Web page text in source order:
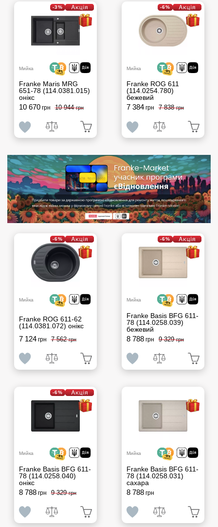
-3%
Мийка
Franke Maris MRG
651-78 (114.0381.015)
онікс
10 670грн 10 944грн
-6%
Мийка
Franke ROG 611
(114.0254.780)
бежевий
7 384грн 7 838грн
-6%
Мийка
Franke ROG 611-62
(114.0381.072) онікс
7 124грн 7 562грн
-6%
Мийка
Franke Basis BFG 611-
78 (114.0258.039)
бежевий
8 788грн 9 329грн
-6%
Мийка
Franke Basis BFG 611-
78 (114.0258.040)
онікс
8 788грн 9 329грн
Мийка
Franke Basis BFG 611-
78 (114.0258.031)
сахара
8 788грн